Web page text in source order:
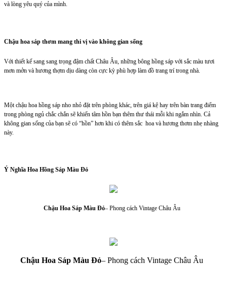
và lòng yêu quý của mình.
Chậu hoa sáp thơm mang thi vị vào không gian sống
Với thiết kế sang sang trọng đậm chất Châu Âu, những bông hồng sáp với sắc màu tươi
mơn mởn và hương thợm dịu dàng còn cực kỳ phù hợp làm đồ trang trí trong nhà.
Một chậu hoa hồng sáp nho nhỏ đặt trên phòng khác, trên giá kệ hay trên bàn trang điểm
trong phòng ngủ chắc chắn sẽ khiến tâm hồn bạn thêm thư thái mỗi khi ngắm nhìn. Cả
không gian sống của bạn sẽ có “hồn” hơn khi có thêm sắc hoa và hương thơm nhẹ nhàng
này.
Ý Nghĩa Hoa Hồng Sáp Màu Đỏ
Chậu Hoa Sáp Màu Đỏ– Phong cách Vintage Châu Âu
Chậu Hoa Sáp Màu Đỏ– Phong cách Vintage Châu Âu